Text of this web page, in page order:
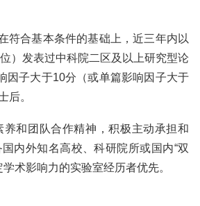
符合基本条件的基础上，近三年内以
）发表过中科院二区及以上研究型论
因子大于10分（或单篇影响因子大于
后。
养和团队合作精神，积极主动承担和
内外知名高校、科研院所或国内“双
术影响力的实验室经历者优先。